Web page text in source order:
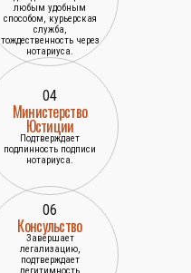
любым удобным
способом, курьерская
служба,
тождественность через
нотариуса.
04
Министерство
Юстиции
Подтверждает
подлинность подписи
нотариуса.
06
Консульство
Завершает
легализацию,
подтверждает
легитимность